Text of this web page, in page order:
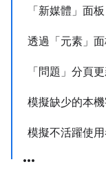
「新媒體」面板
透過「元素」
「問題」分頁
模擬缺少的本
模擬不活躍使